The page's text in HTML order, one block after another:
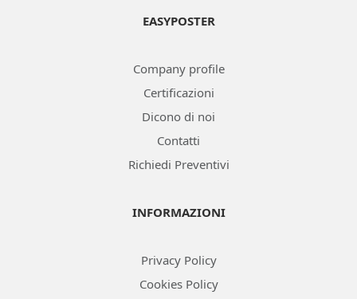
EASYPOSTER
Company profile
Certificazioni
Dicono di noi
Contatti
Richiedi Preventivi
INFORMAZIONI
Privacy Policy
Cookies Policy